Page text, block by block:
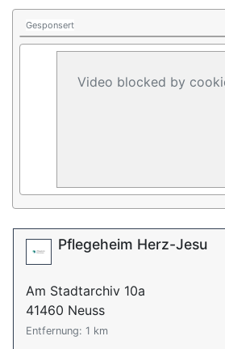
Gesponsert
Video blocked by
Pflegeheim Herz-Jesu
Am Stadtarchiv 10a
41460 Neuss
Entfernung: 1 km